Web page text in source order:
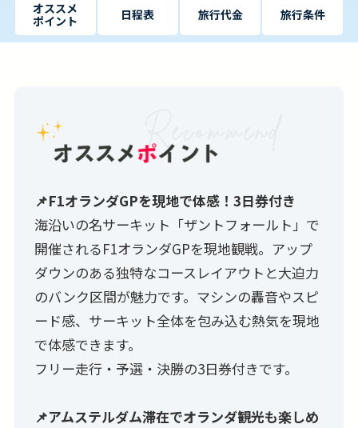
オススメ
ポイント
日程表 旅行代金 旅行条件
📌F1オランダGPを現地で体感！3日券付き
海沿いの名サーキット「ザントフォールト」で
開催されるF1オランダGPを現地観戦。アップ
ダウンのある独特なコースレイアウトと大迫力
のバンク区間が魅力です。マシンの轟音やスピ
ード感、サーキット全体を包み込む熱気を現地
で体感できます。
フリー走行・予選・決勝の3日券付きです。
📌アムステルダム滞在でオランダ観光も楽しめ